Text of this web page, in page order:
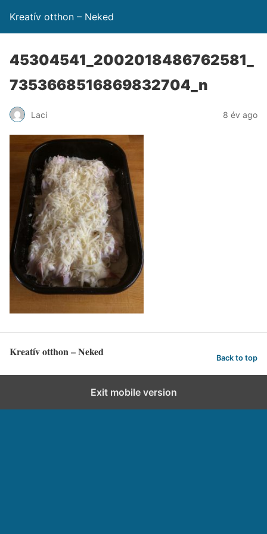
Kreatív otthon – Neked
45304541_2002018486762581_
7353668516869832704_n
Laci 8 év ago
Kreatív otthon – Neked Back to top
Exit mobile version